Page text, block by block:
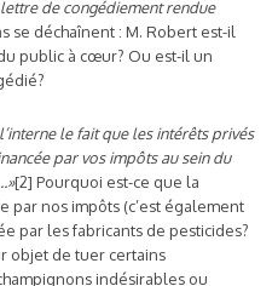
de congédiement rendue
se déchaînent : M. Robert est-il
public à cœur? Ou est-il un
le fait que les intérêts privés
par vos impôts au sein du
[2] Pourquoi est-ce que la
par nos impôts (c’est également
par les fabricants de pesticides?
objet de tuer certains
indésirables ou